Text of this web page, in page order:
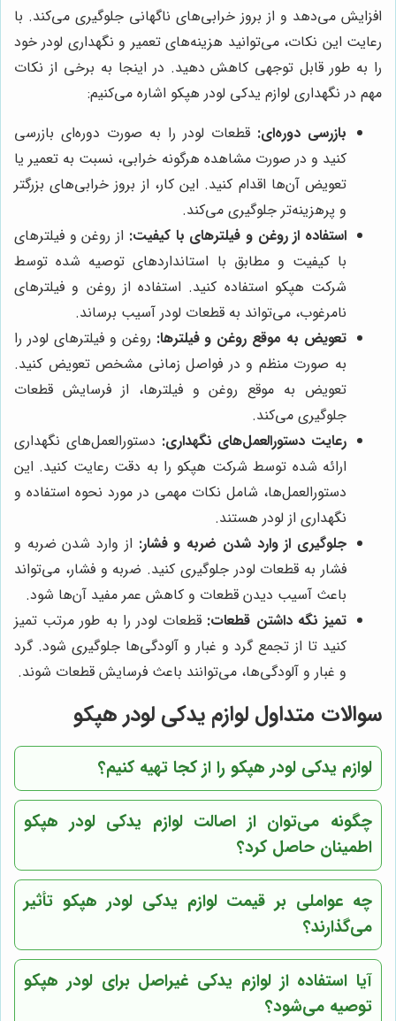
افزایش می‌دهد و از بروز خرابی‌های ناگهانی جلوگیری می‌کند. با
رعایت این نکات، می‌توانید هزینه‌های تعمیر و نگهداری لودر خود
را به طور قابل توجهی کاهش دهید. در اینجا به برخی از نکات
مهم در نگهداری لوازم یدکی لودر هپکو اشاره می‌کنیم:
بازرسی دوره‌ای: قطعات لودر را به صورت دوره‌ای بازرسی
کنید و در صورت مشاهده هرگونه خرابی، نسبت به تعمیر یا
تعویض آن‌ها اقدام کنید. این کار، از بروز خرابی‌های بزرگتر
و پرهزینه‌تر جلوگیری می‌کند.
استفاده از روغن و فیلترهای با کیفیت: از روغن و فیلترهای
با کیفیت و مطابق با استانداردهای توصیه شده توسط
شرکت هپکو استفاده کنید. استفاده از روغن و فیلترهای
نامرغوب، می‌تواند به قطعات لودر آسیب برساند.
تعویض به موقع روغن و فیلترها: روغن و فیلترهای لودر را
به صورت منظم و در فواصل زمانی مشخص تعویض کنید.
تعویض به موقع روغن و فیلترها، از فرسایش قطعات
جلوگیری می‌کند.
رعایت دستورالعمل‌های نگهداری: دستورالعمل‌های نگهداری
ارائه شده توسط شرکت هپکو را به دقت رعایت کنید. این
دستورالعمل‌ها، شامل نکات مهمی در مورد نحوه استفاده و
نگهداری از لودر هستند.
جلوگیری از وارد شدن ضربه و فشار: از وارد شدن ضربه و
فشار به قطعات لودر جلوگیری کنید. ضربه و فشار، می‌تواند
باعث آسیب دیدن قطعات و کاهش عمر مفید آن‌ها شود.
تمیز نگه داشتن قطعات: قطعات لودر را به طور مرتب تمیز
کنید تا از تجمع گرد و غبار و آلودگی‌ها جلوگیری شود. گرد
و غبار و آلودگی‌ها، می‌توانند باعث فرسایش قطعات شوند.
سوالات متداول لوازم یدکی لودر هپکو
لوازم یدکی لودر هپکو را از کجا تهیه کنیم؟
چگونه می‌توان از اصالت لوازم یدکی لودر هپکو
اطمینان حاصل کرد؟
چه عواملی بر قیمت لوازم یدکی لودر هپکو تأثیر
می‌گذارند؟
آیا استفاده از لوازم یدکی غیراصل برای لودر هپکو
توصیه می‌شود؟